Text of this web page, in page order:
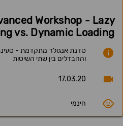
Workshop - Lazy
vs. Dynamic Loading
סדנת אנגולר מתקדמת - טעינת
וההבדלים בין שתי השיטות
17.03.20
חינמי